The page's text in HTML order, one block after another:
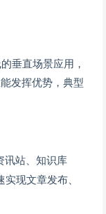
垂直场景应用，
发挥优势，典型
讯站、知识库
现文章发布、